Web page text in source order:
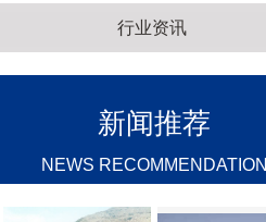
行业资讯
新闻推荐
NEWS RECOMMENDATION